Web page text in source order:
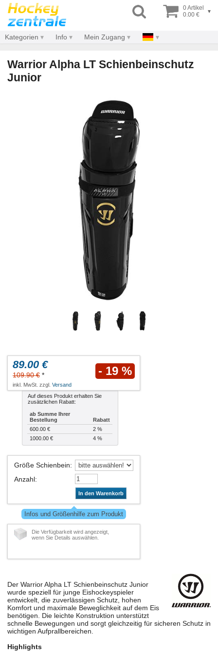
0 Artikel
0.00 €
▾
Kategorien Info Mein Zugang
Warrior Alpha LT Schienbeinschutz
Junior
89.00 €
109.90 € * - 19 %
inkl. MwSt. zzgl. Versand
Auf dieses Produkt erhalten Sie
zusätzlichen Rabatt:
ab Summe Ihrer
Bestellung
Rabatt
600.00 €
2 %
1000.00 €
4 %
Größe Schienbein:
Anzahl:
In den Warenkorb
Infos und Größenhilfe zum Produkt
Die Verfügbarkeit wird angezeigt,
wenn Sie Details auswählen.
Der Warrior Alpha LT Schienbeinschutz Junior
wurde speziell für junge Eishockeyspieler
entwickelt, die zuverlässigen Schutz, hohen
Komfort und maximale Beweglichkeit auf dem Eis
benötigen. Die leichte Konstruktion unterstützt
schnelle Bewegungen und sorgt gleichzeitig für sicheren Schutz in
wichtigen Aufprallbereichen.
Highlights